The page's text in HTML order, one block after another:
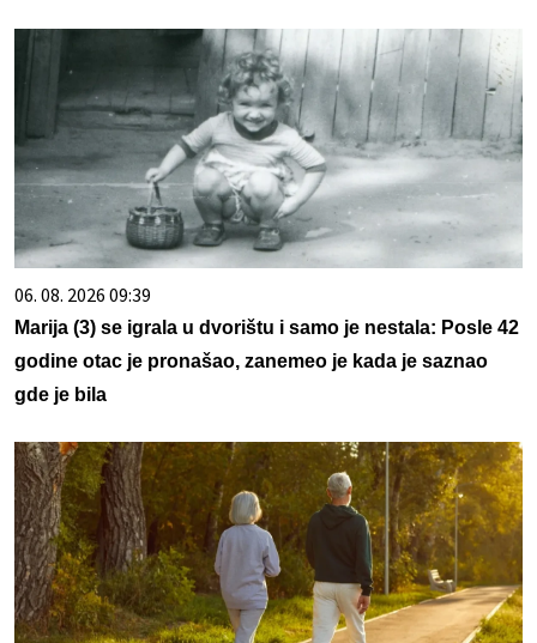
06. 08. 2026 09:39
Marija (3) se igrala u dvorištu i samo je nestala: Posle 42
godine otac je pronašao, zanemeo je kada je saznao
gde je bila